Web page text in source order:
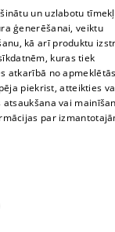
un uzlabotu
ģenerēšanai, veiktu
kā arī produktu
kuras tiek
atkarībā no
piekrist, atteikties
vai
par